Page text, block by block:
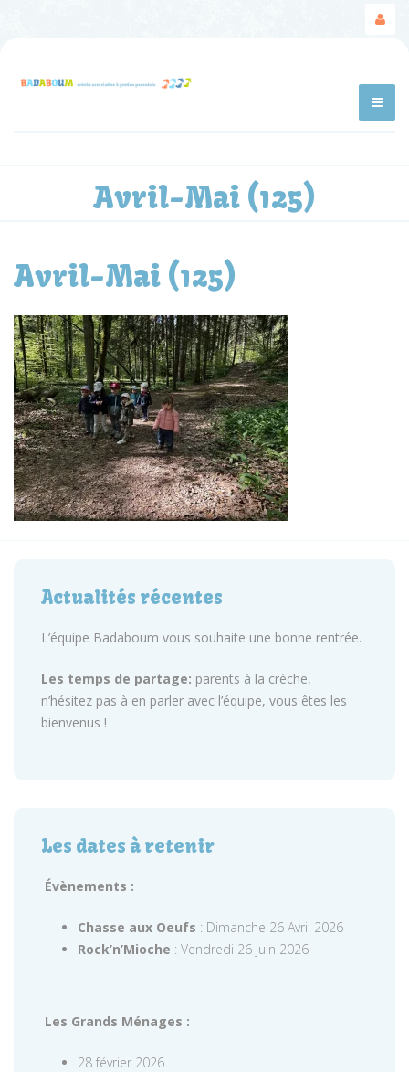
Avril-Mai (125)
Avril-Mai (125)
Actualités récentes
L’équipe Badaboum vous souhaite une bonne rentrée.
Les temps de partage: parents à la crèche,
n’hésitez pas à en parler avec l’équipe, vous êtes les
bienvenus !
Les dates à retenir
Évènements :
Chasse aux Oeufs : Dimanche 26 Avril 2026
Rock’n’Mioche : Vendredi 26 juin 2026
Les Grands Ménages :
28 février 2026